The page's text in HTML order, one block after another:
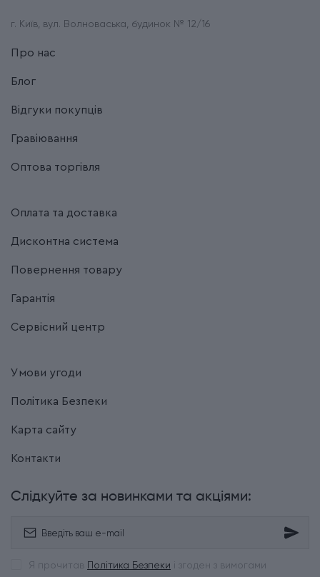
г. Київ, вул. Волноваська, будинок № 12/16
Про нас
Блог
Відгуки покупців
Гравіювання
Оптова торгівля
Оплата та доставка
Дисконтна система
Повернення товару
Гарантія
Сервісний центр
Умови угоди
Політика Безпеки
Карта сайту
Контакти
Слідкуйте за новинками та акціями:
Я прочитав Політика Безпеки і згоден з вимогами